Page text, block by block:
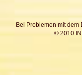
Bei Problemen mit
© 2010